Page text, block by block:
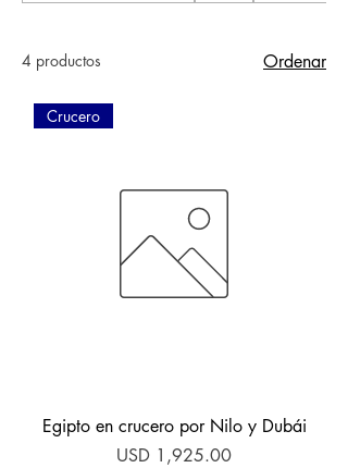
4 productos Ordenar
Crucero
Egipto en crucero por Nilo y Dubái
Precio
USD 1,925.00